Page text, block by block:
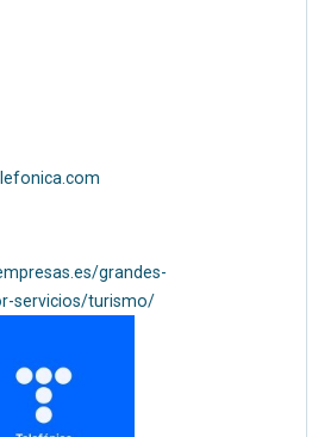
grandes-
servicios/turismo/